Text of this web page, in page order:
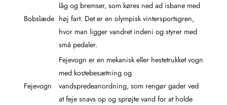
Bobslæde
låg og bremser, som køres ned ad isbane med
høj fart. Det er en olympisk vintersportsgren,
hvor man ligger vandret indeni og styrer med
små pedaler.
Fejevogn
Fejevogn er en mekanisk eller hestetrukket vogn
med kostebesætning og
vandspredeanordning, som rengør gader ved
at feje snavs op og sprøjte vand for at holde